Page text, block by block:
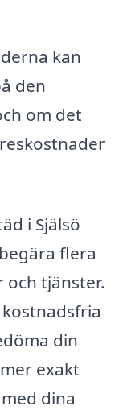
kan
den
om det
i Själsö
flera
tjänster.
din
exakt
dina